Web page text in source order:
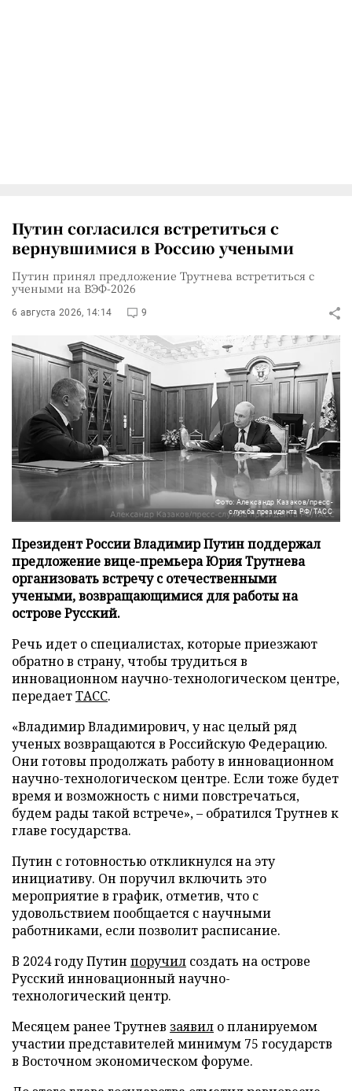
Путин согласился встретиться с
вернувшимися в Россию учеными
Путин принял предложение Трутнева встретиться с
учеными на ВЭФ-2026
6 августа 2026, 14:14 9
Фото: Александр Казаков/пресс-
служба президента РФ/ТАСС
Президент России Владимир Путин поддержал
предложение вице-премьера Юрия Трутнева
организовать встречу с отечественными
учеными, возвращающимися для работы на
острове Русский.
Речь идет о специалистах, которые приезжают
обратно в страну, чтобы трудиться в
инновационном научно-технологическом центре,
передаетТАСС.
«Владимир Владимирович, у нас целый ряд
ученых возвращаются в Российскую Федерацию.
Они готовы продолжать работу в инновационном
научно-технологическом центре. Если тоже будет
время и возможность с ними повстречаться,
будем рады такой встрече», – обратился Трутнев к
главе государства.
Путин с готовностью откликнулся на эту
инициативу. Он поручил включить это
мероприятие в график, отметив, что с
удовольствием пообщается с научными
работниками, если позволит расписание.
В 2024 году Путин поручил создать на острове
Русский инновационный научно-
технологический центр.
Месяцем ранее Трутнев заявил о планируемом
участии представителей минимум 75 государств
в Восточном экономическом форуме.